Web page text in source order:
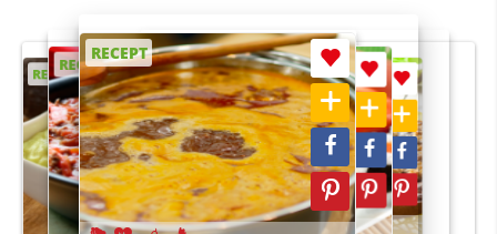
RECEPT
RECEPT
RECEPT
RECEPT
RECEPT